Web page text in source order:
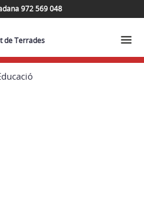
972 569 048
de Terrades